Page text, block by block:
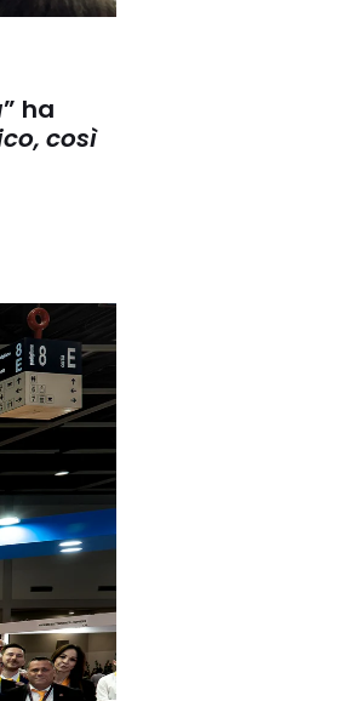
” ha
così